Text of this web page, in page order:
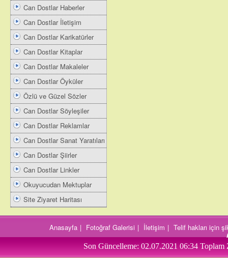
Can Dostlar Haberler
Can Dostlar İletişim
Can Dostlar Karikatürler
Can Dostlar Kitaplar
Can Dostlar Makaleler
Can Dostlar Öyküler
Özlü ve Güzel Sözler
Can Dostlar Söyleşiler
Can Dostlar Reklamlar
Can Dostlar Sanat Yaratıları
Can Dostlar Şiirler
Can Dostlar Linkler
Okuyucudan Mektuplar
Site Ziyaret Haritası
Anasayfa | Fotoğraf Galerisi | İletişim | Telif hakları için
Son Güncelleme: 02.07.2021 06:34 Toplam